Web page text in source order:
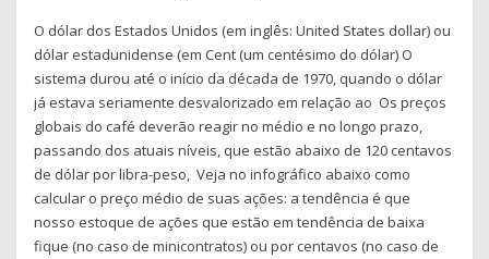
O dólar dos Estados Unidos (em inglês: United States dollar) ou
dólar estadunidense (em Cent (um centésimo do dólar) O
sistema durou até o início da década de 1970, quando o dólar
já estava seriamente desvalorizado em relação ao Os preços
globais do café deverão reagir no médio e no longo prazo,
passando dos atuais níveis, que estão abaixo de 120 centavos
de dólar por libra-peso, Veja no infográfico abaixo como
calcular o preço médio de suas ações: a tendência é que
nosso estoque de ações que estão em tendência de baixa
fique (no caso de minicontratos) ou por centavos (no caso de